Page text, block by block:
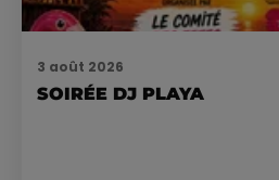
3 août 2026
SOIRÉE DJ PLAYA